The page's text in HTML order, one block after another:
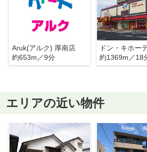
Aruk(アルク) 厚南店
約653m／9分
ドン・キホー
約1369m／18
エリアの近い物件